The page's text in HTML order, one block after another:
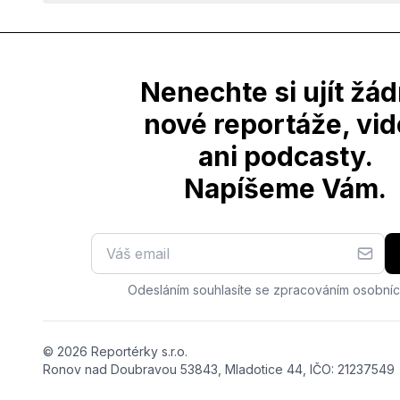
Nenechte si ujít
nové reportáže,
ani podcasty.
Napíšeme Vám.
Odesláním souhlasíte se zpracováním
© 2026 Reportérky s.r.o.
Ronov nad Doubravou 53843, Mladotice 44, IČO: 21237549